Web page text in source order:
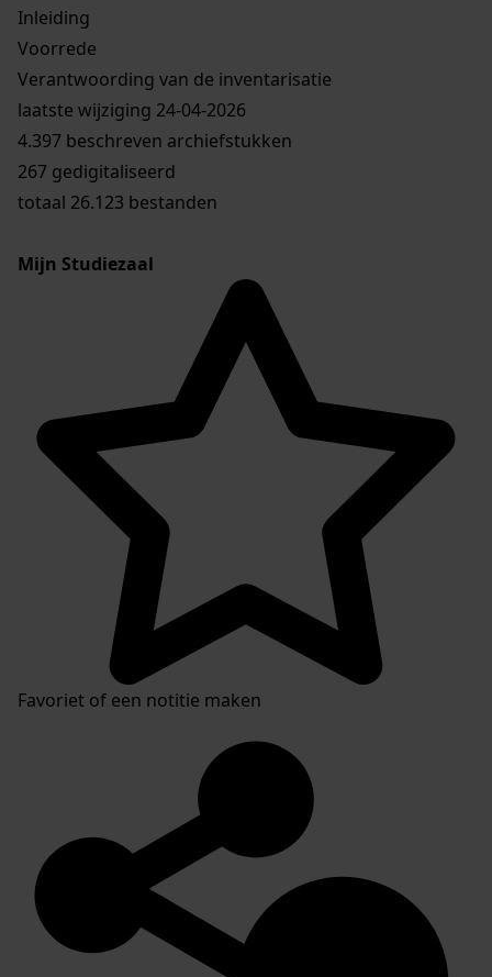
Inleiding
Voorrede
Verantwoording van de inventarisatie
laatste wijziging 24-04-2026
4.397 beschreven archiefstukken
267 gedigitaliseerd
totaal 26.123 bestanden
Mijn Studiezaal
Favoriet of een notitie maken